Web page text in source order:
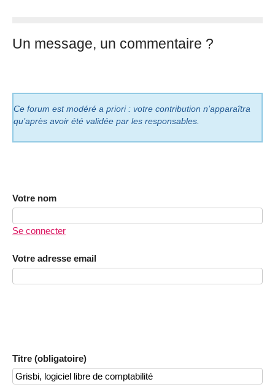
Un message, un commentaire ?
Ce forum est modéré a priori : votre contribution n’apparaîtra
qu’après avoir été validée par les responsables.
Votre nom
Se connecter
Votre adresse email
Titre (obligatoire)